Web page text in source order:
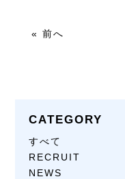
« 前へ
CATEGORY
すべて
RECRUIT
NEWS